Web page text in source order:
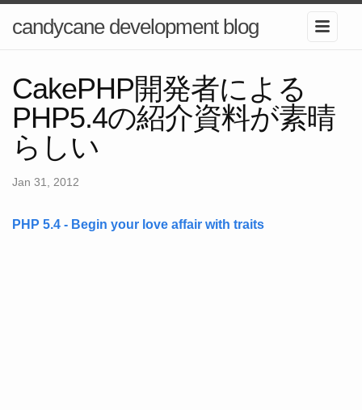
candycane development blog
CakePHP開発者による
PHP5.4の紹介資料が素晴
らしい
Jan 31, 2012
PHP 5.4 - Begin your love affair with traits